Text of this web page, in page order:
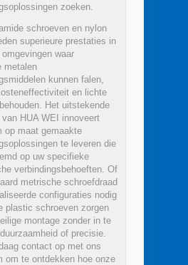
zoeken.
schroeven en nylon
superieure prestaties in
waar
metalen
kunnen falen,
en lichte
Het uitstekende
van HUA WEI innoveert
op maat gemaakte
te leveren die
op uw specifieke
verbindingsbehoeften. Of
metrische schroefdraad
configuraties nodig
plastic schroeven zorgen
montage zonder in te
of precisie.
contact op met ons
om te ontdekken hoe onze